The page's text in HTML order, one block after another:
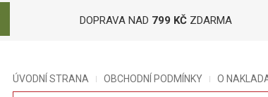
DOPRAVA NAD 799 KČ ZDARMA
ÚVODNÍ STRANA OBCHODNÍ PODMÍNKY O